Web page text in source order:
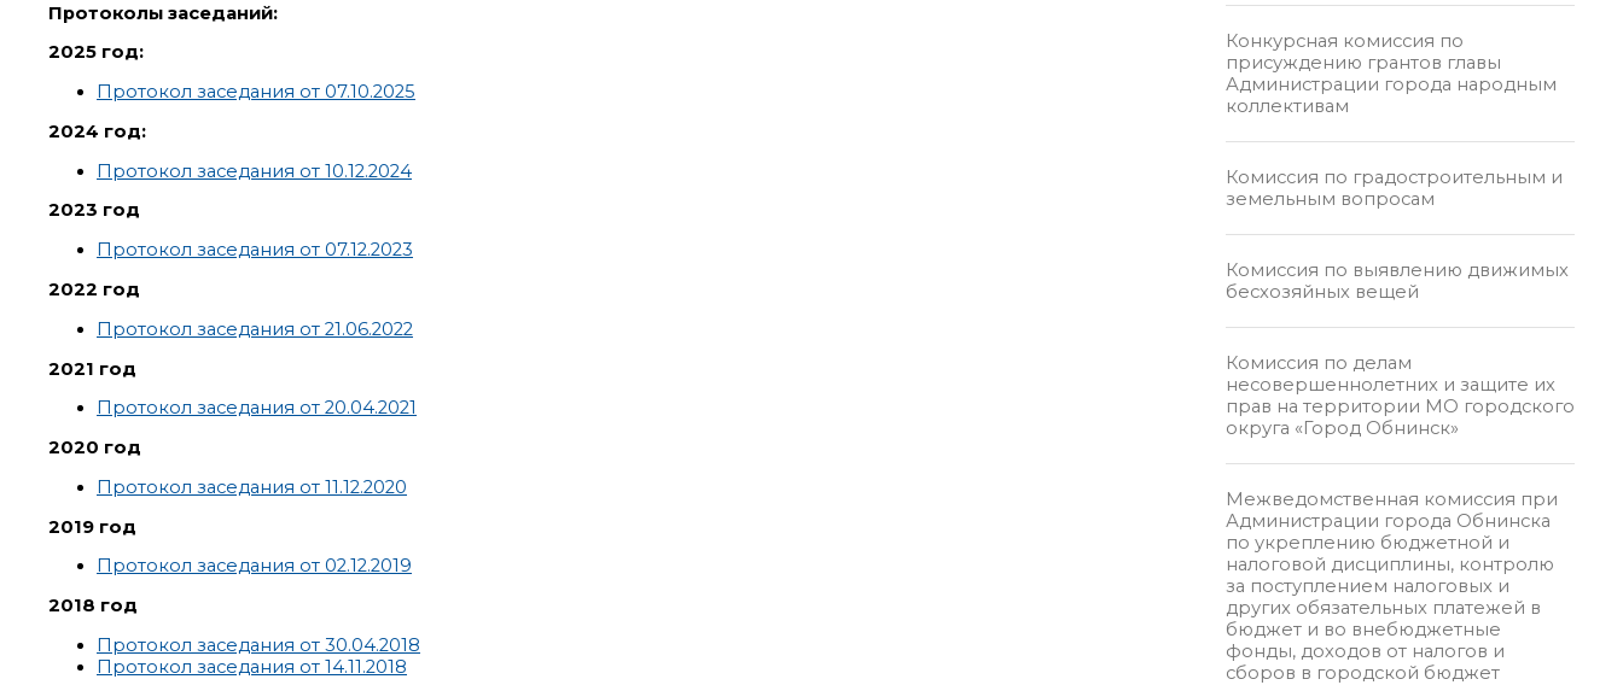
Протоколы заседаний:
2025 год:
Протокол заседания от 07.10.2025
2024 год:
Протокол заседания от 10.12.2024
2023 год
Протокол заседания от 07.12.2023
2022 год
Протокол заседания от 21.06.2022
2021 год
Протокол заседания от 20.04.2021
2020 год
Протокол заседания от 11.12.2020
2019 год
Протокол заседания от 02.12.2019
2018 год
Протокол заседания от 30.04.2018
Протокол заседания от 14.11.2018
Конкурсная комиссия по
присуждению грантов главы
Администрации города народным
коллективам
Комиссия по градостроительным и
земельным вопросам
Комиссия по выявлению движимых
бесхозяйных вещей
Комиссия по делам
несовершеннолетних и защите их
прав на территории МО городского
округа «Город Обнинск»
Межведомственная комиссия при
Администрации города Обнинска
по укреплению бюджетной и
налоговой дисциплины, контролю
за поступлением налоговых и
других обязательных платежей в
бюджет и во внебюджетные
фонды, доходов от налогов и
сборов в городской бюджет